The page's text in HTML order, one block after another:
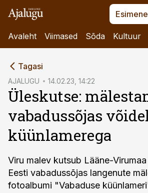
Avaleht Viimased Sõda Kultuur
Tagasi
AJALUGU 14.02.23, 14:22
Üleskutse:
vabadussõjas
küünlamerega
Viru malev kutsub Lääne-
Eesti vabadussõjas langenute
fotoalbumi "Vabaduse